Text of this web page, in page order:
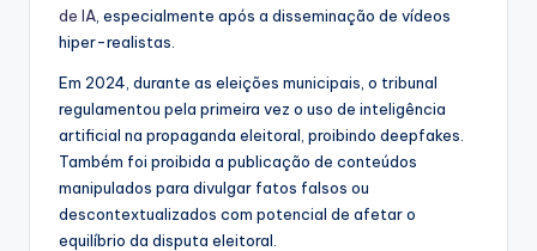
de IA , especialmente após a disseminação de vídeos
hiper-realistas.
Em 2024, durante as eleições municipais, o tribunal
regulamentou pela primeira vez o uso de inteligência
artificial na propaganda eleitoral, proibindo deepfakes.
Também foi proibida a publicação de conteúdos
manipulados para divulgar fatos falsos ou
descontextualizados com potencial de afetar o
equilíbrio da disputa eleitoral.